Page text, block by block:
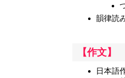
韻律読
【作文】
日本語